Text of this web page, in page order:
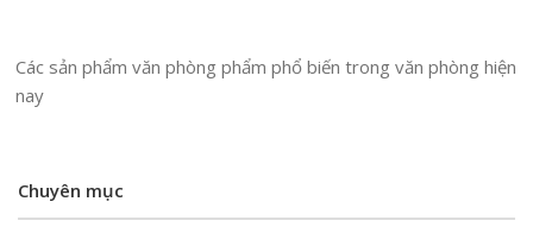
Các sản phẩm văn phòng phẩm phổ biến trong văn phòng hiện
nay
Chuyên mục